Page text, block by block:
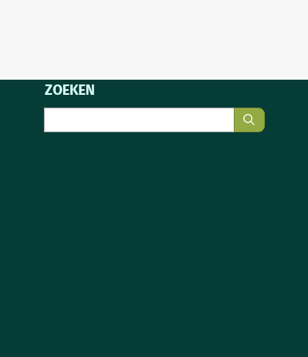
ZOEKEN